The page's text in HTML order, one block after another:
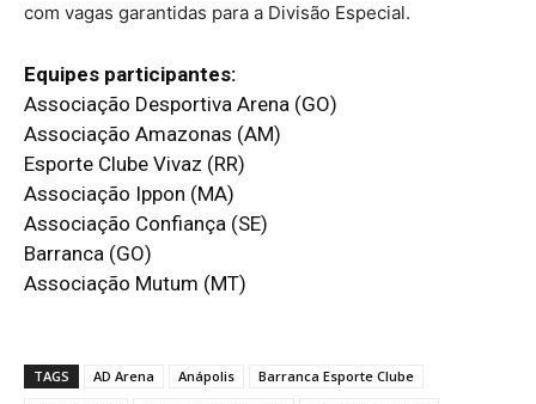
com vagas garantidas para a Divisão Especial.
Equipes participantes:
Associação Desportiva Arena (GO)
Associação Amazonas (AM)
Esporte Clube Vivaz (RR)
Associação Ippon (MA)
Associação Confiança (SE)
Barranca (GO)
Associação Mutum (MT)
TAGS AD Arena Anápolis
Barranca Esporte Clube